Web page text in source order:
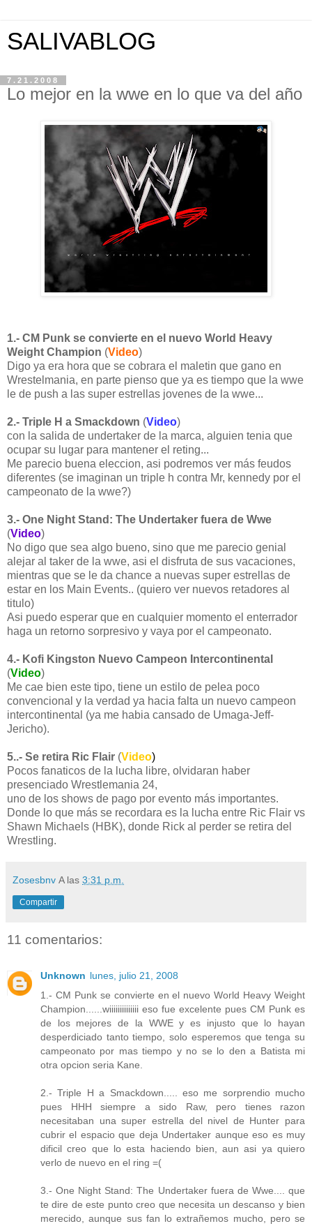
SALIVABLOG
7.21.2008
Lo mejor en la wwe en lo que va del año
1.- CM Punk se convierte en el nuevo World Heavy
Weight Champion (Video)
Digo ya era hora que se cobrara el maletin que gano en
Wrestelmania, en parte pienso que ya es tiempo que la wwe
le de push a las super estrellas jovenes de la wwe...
2.- Triple H a Smackdown (Video)
con la salida de undertaker de la marca, alguien tenia que
ocupar su lugar para mantener el reting...
Me parecio buena eleccion, asi podremos ver más feudos
diferentes (se imaginan un triple h contra Mr, kennedy por el
campeonato de la wwe?)
3.- One Night Stand: The Undertaker fuera de Wwe
(Video)
No digo que sea algo bueno, sino que me parecio genial
alejar al taker de la wwe, asi el disfruta de sus vacaciones,
mientras que se le da chance a nuevas super estrellas de
estar en los Main Events.. (quiero ver nuevos retadores al
titulo)
Asi puedo esperar que en cualquier momento el enterrador
haga un retorno sorpresivo y vaya por el campeonato.
4.- Kofi Kingston Nuevo Campeon Intercontinental
(Video)
Me cae bien este tipo, tiene un estilo de pelea poco
convencional y la verdad ya hacia falta un nuevo campeon
intercontinental (ya me habia cansado de Umaga-Jeff-
Jericho).
5..- Se retira Ric Flair (Video)
Pocos fanaticos de la lucha libre, olvidaran haber
presenciado Wrestlemania 24,
uno de los shows de pago por evento más importantes.
Donde lo que más se recordara es la lucha entre Ric Flair vs
Shawn Michaels (HBK), donde Rick al perder se retira del
Wrestling.
Zosesbnv A las 3:31 p.m.
Compartir
11 comentarios:
Unknown lunes, julio 21, 2008
1.- CM Punk se convierte en el nuevo World Heavy Weight
Champion......wiiiiiiiiiiiiii eso fue excelente pues CM Punk es
de los mejores de la WWE y es injusto que lo hayan
desperdiciado tanto tiempo, solo esperemos que tenga su
campeonato por mas tiempo y no se lo den a Batista mi
otra opcion seria Kane.
2.- Triple H a Smackdown..... eso me sorprendio mucho
pues HHH siempre a sido Raw, pero tienes razon
necesitaban una super estrella del nivel de Hunter para
cubrir el espacio que deja Undertaker aunque eso es muy
dificil creo que lo esta haciendo bien, aun asi ya quiero
verlo de nuevo en el ring =(
3.- One Night Stand: The Undertaker fuera de Wwe.... que
te dire de este punto creo que necesita un descanso y bien
merecido, aunque sus fan lo extrañemos mucho, pero se